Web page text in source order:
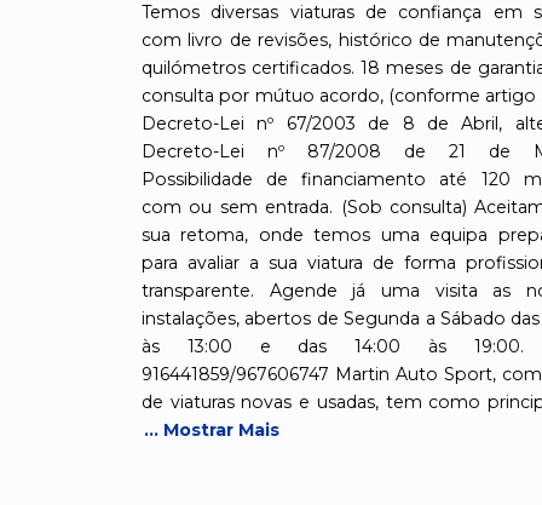
Temos diversas viaturas de confiança em
com livro de revisões, histórico de
quilómetros certificados. 18 meses de
consulta por mútuo acordo, (conforme artigo
Decreto-Lei nº 67/2003 de 8 de Abril,
Decreto-Lei nº 87/2008 de 21 de
Possibilidade de financiamento até 120
com ou sem entrada. (Sob consulta)
sua retoma, onde temos uma equipa
para avaliar a sua viatura de forma
transparente. Agende já uma visita as
instalações, abertos de Segunda a Sábado
às 13:00 e das 14:00 às 19:00.
916441859/967606747 Martin Auto Sport,
de viaturas novas e usadas, tem como
... Mostrar Mais